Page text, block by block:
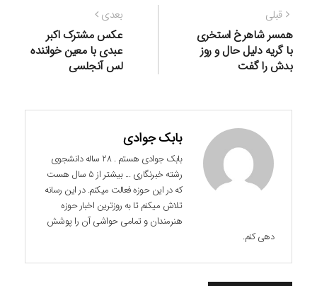
راهبری
نوشته
قبلی
قبلی:
همسر شاهرخ استخری
با گریه دلیل حال و روز
بدش را گفت
بعدی
بعدی:
عکس مشترک اکبر
عبدی با معین خواننده
لس آنجلسی
بابک جوادی
بابک جوادی هستم . 28 ساله دانشجوی
رشته خبرنگاری ... بیشتر از 5 سال هست
که در این حوزه فعالت میکنم. در این رسانه
تلاش میکنم تا به روزترین اخبار حوزه
هنرمندان و تمامی حواشی آن را پوشش
دهی کنم.